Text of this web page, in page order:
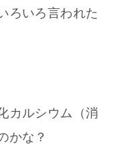
ろいろ言われた
カルシウム（消
かな？